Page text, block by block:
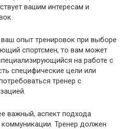
вашим интересам и
опыт тренировок при выборе
спортсмен, то вам может
на работе с
специфические цели или
тренер с
важный, аспект подхода
коммуникации. Тренер должен